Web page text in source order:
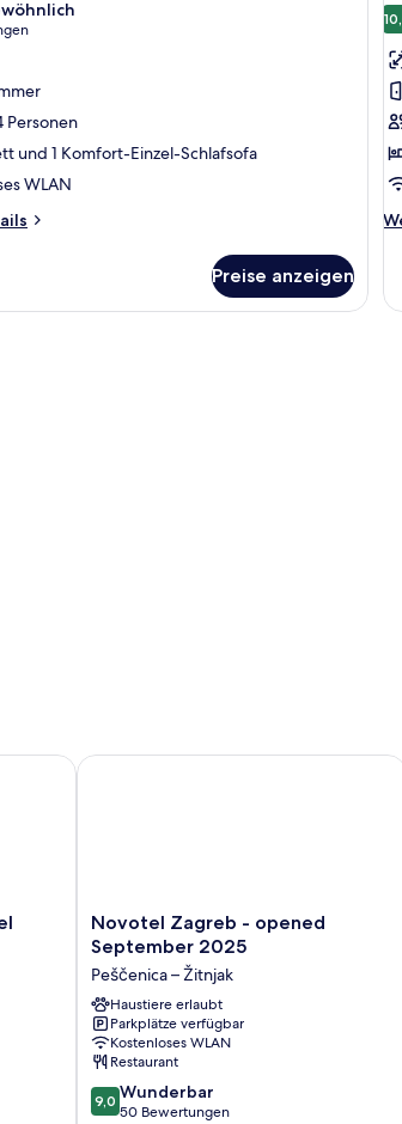
Personen
und 1 Komfort-Einzel-Schlafsofa
WLAN
Preise anzeigen
Schreibtisch, schallisolierte Zimmer
Novotel
Zagreb
opened
September
2025
Peščenica
–
Žitnjak
Novotel Zagreb - opened
September 2025
Peščenica – Žitnjak
Haustiere erlaubt
Parkplätze verfügbar
Kostenloses WLAN
Restaurant
9.0
von
9,0 Wunderbar
50 Bewertungen
Novotel Zagreb - opened September